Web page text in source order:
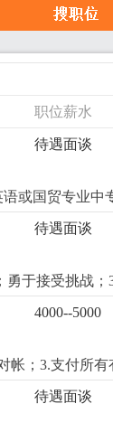
职位薪水
待遇面谈
或国贸专业中
突出，有提升
待遇面谈
于接受挑战；
销售行业者优
4000--5000
帐；3.支付所有
务会计专业中
验者优先熟悉商
待遇面谈